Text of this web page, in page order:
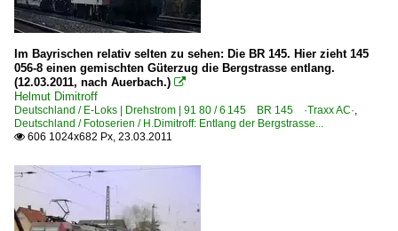
Im Bayrischen relativ selten zu sehen: Die BR 145. Hier zieht 145
056-8 einen gemischten Güterzug die Bergstrasse entlang.
(12.03.2011, nach Auerbach.) 
Helmut Dimitroff
Deutschland / E-Loks | Drehstrom | 91 80 / 6 145 BR 145 ·Traxx AC·,
Deutschland / Fotoserien / H.Dimitroff: Entlang der Bergstrasse...
 606 1024x682 Px, 23.03.2011